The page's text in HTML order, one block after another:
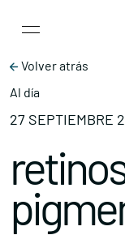
Main
Volver atrás
Al día
27 SEPTIEMBRE